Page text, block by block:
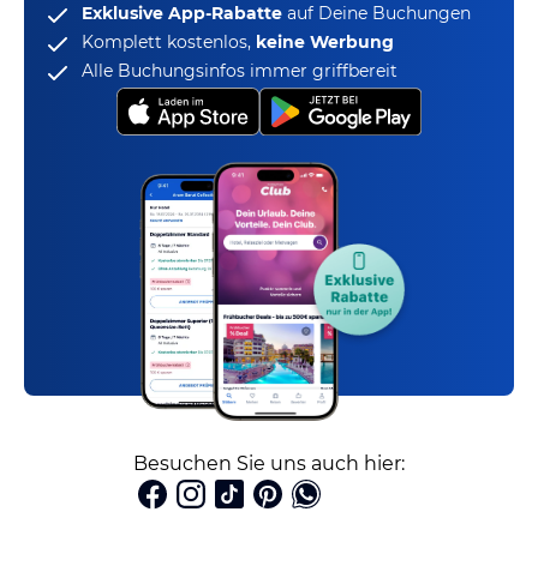
Exklusive App-Rabatte auf Deine Buchungen
Komplett kostenlos, keine Werbung
Alle Buchungsinfos immer griffbereit
Besuchen Sie uns auch hier: